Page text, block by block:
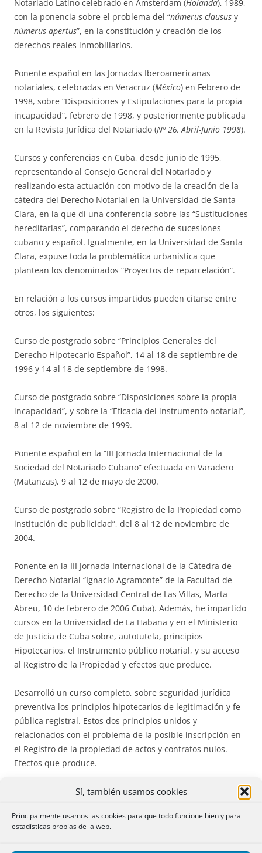
Sí, también usamos cookies
Principalmente usamos las cookies para que todo funcione bien y para
estadísticas propias de la web.
Notariado Latino celebrado en Ámsterdam (Holanda), 1989,
con la ponencia sobre el problema del “númerus clausus y
númerus apertus”, en la constitución y creación de los
derechos reales inmobiliarios.
Ponente español en las Jornadas Iberoamericanas
notariales, celebradas en Veracruz (México) en Febrero de
1998, sobre “Disposiciones y Estipulaciones para la propia
incapacidad”, febrero de 1998, y posteriormente publicada
en la Revista Jurídica del Notariado (Nº 26, Abril-Junio 1998).
Cursos y conferencias en Cuba, desde junio de 1995,
representando al Consejo General del Notariado y
realizando esta actuación con motivo de la creación de la
cátedra del Derecho Notarial en la Universidad de Santa
Clara, en la que dí una conferencia sobre las “Sustituciones
hereditarias”, comparando el derecho de sucesiones
cubano y español. Igualmente, en la Universidad de Santa
Clara, expuse toda la problemática urbanística que
plantean los denominados “Proyectos de reparcelación”.
En relación a los cursos impartidos pueden citarse entre
otros, los siguientes:
Curso de postgrado sobre “Principios Generales del
Derecho Hipotecario Español”, 14 al 18 de septiembre de
1996 y 14 al 18 de septiembre de 1998.
Curso de postgrado sobre “Disposiciones sobre la propia
incapacidad”, y sobre la “Eficacia del instrumento notarial”,
8 al 12 de noviembre de 1999.
Ponente español en la “III Jornada Internacional de la
Sociedad del Notariado Cubano” efectuada en Varadero
(Matanzas), 9 al 12 de mayo de 2000.
Curso de postgrado sobre “Registro de la Propiedad como
institución de publicidad”, del 8 al 12 de noviembre de
2004.
Ponente en la III Jornada Internacional de la Cátedra de
Derecho Notarial “Ignacio Agramonte” de la Facultad de
Derecho de la Universidad Central de Las Villas, Marta
Abreu, 10 de febrero de 2006 Cuba). Además, he impartido
cursos en la Universidad de La Habana y en el Ministerio
de Justicia de Cuba sobre, autotutela, principios
Hipotecarios, el Instrumento público notarial, y su acceso
al Registro de la Propiedad y efectos que produce.
Desarrolló un curso completo, sobre seguridad jurídica
preventiva los principios hipotecarios de legitimación y fe
pública registral. Estos dos principios unidos y
relacionados con el problema de la posible inscripción en
el Registro de la propiedad de actos y contratos nulos.
Efectos que produce.
Curso en La Habana sobre la problemática de los Principios
sucesivo.